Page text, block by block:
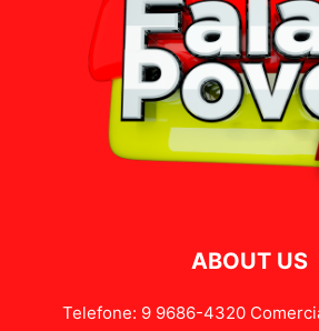
ABOUT US
Telefone: 9 9686-4320